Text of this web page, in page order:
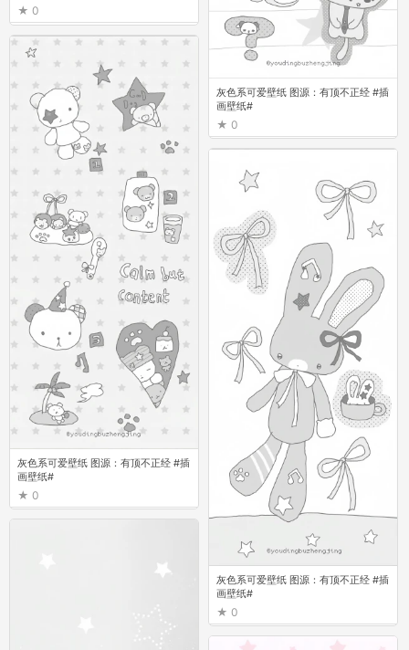
灰色系可爱壁纸 图源：有顶不正经 #插
画壁纸#
0
灰色系可爱壁纸 图源：有顶不正经 #插
画壁纸#
0
0
灰色系可爱壁纸 图源：有顶不正经 #插
画壁纸#
0